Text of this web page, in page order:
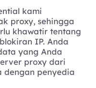
kami
proxy, sehingga
khawatir tentang
IP. Anda
yang Anda
proxy dari
dengan penyedia